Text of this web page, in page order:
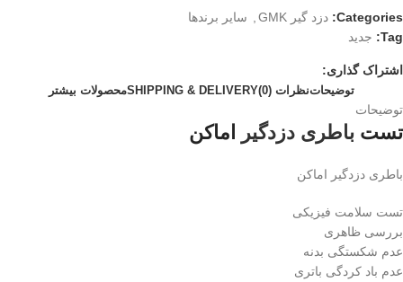
Categories: دزد گیر GMK
سایر برندها
Tag:
جدید
اشتراک گذاری:
توضیحاتنظرات (0) SHIPPING & DELIVERYمحصولات بیشتر
توضیحات
تست باطری دزدگیر اماکن
باطری دزدگیر اماکن
تست سلامت فیزیکی
بررسی ظاهری
عدم شکستگی بدنه
عدم باد کردگی باتری